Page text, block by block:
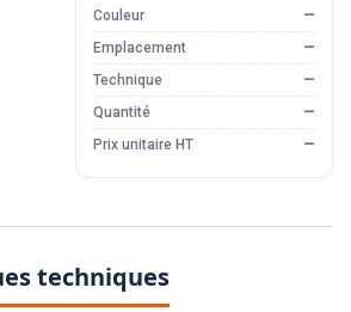
Couleur
—
Emplacement
—
Technique
—
Quantité
—
Prix unitaire HT
—
techniques